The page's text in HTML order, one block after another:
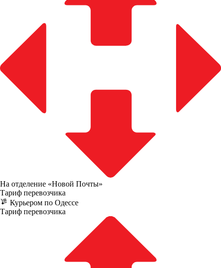
На отделение «Новой Почты»
Тариф перевозчика
Курьером по Одессе
Тариф перевозчика